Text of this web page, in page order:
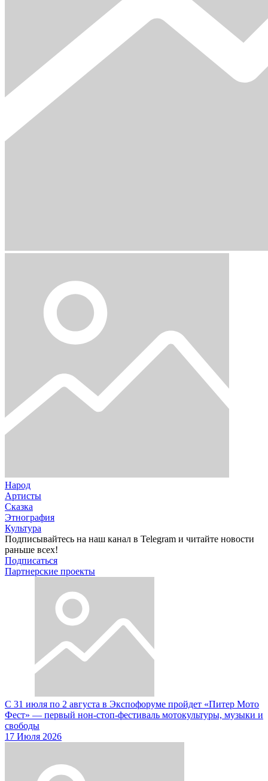
Народ
Артисты
Сказка
Этнография
Культура
Подписывайтесь на наш канал в Telegram и читайте новости
раньше всех!
Подписаться
Партнерские проекты
С 31 июля по 2 августа в Экспофоруме пройдет «Питер Мото
Фест» — первый нон-стоп-фестиваль мотокультуры, музыки и
свободы
17 Июля 2026